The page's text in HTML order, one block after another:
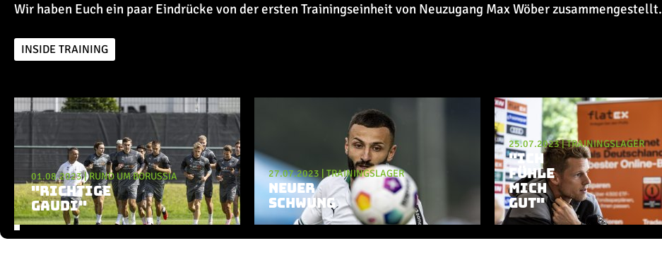
Wir haben Euch ein paar Eindrücke von der ersten Trainingseinheit von Neuzugang Max Wöber zusammengestellt.
INSIDE TRAINING
Aktuelle Playlist
01.08.2023|RUND UM BORUSSIA
"RICHTIGE
GAUDI"
27.07.2023 TRAININGSLAGER
NEUER
SCHWUNG
25.07.2023|TRAININGSLAGER
"ICH
FÜHLE
MICH
GUT"